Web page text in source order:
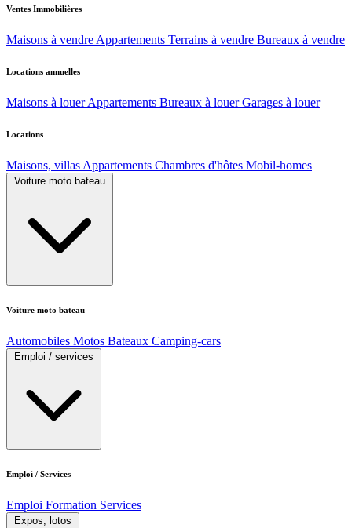
Ventes Immobilières
Maisons à vendre Appartements Terrains à vendre Bureaux à vendre
Locations annuelles
Maisons à louer Appartements Bureaux à louer Garages à louer
Locations
Maisons, villas Appartements Chambres d'hôtes Mobil-homes
Voiture moto bateau
Voiture moto bateau
Automobiles Motos Bateaux Camping-cars
Emploi / services
Emploi / Services
Emploi Formation Services
Expos, lotos